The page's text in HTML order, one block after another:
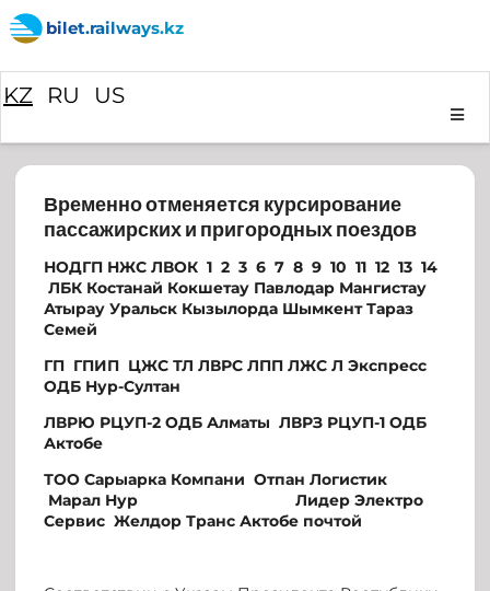
bilet.railways.kz
KZ RU US
Временно отменяется курсирование
пассажирских и пригородных поездов
НОДГП НЖС ЛВОК 1 2 3 6 7 8 9 10 11 12 13 14
ЛБК Костанай Кокшетау Павлодар Мангистау
Атырау Уральск Кызылорда Шымкент Тараз
Семей
ГП ГПИП ЦЖС ТЛ ЛВРС ЛПП ЛЖС Л Экспресс
ОДБ Нур-Султан
ЛВРЮ РЦУП-2 ОДБ Алматы ЛВРЗ РЦУП-1 ОДБ
Актобе
ТООСарыарка Компани Отпан Логистик
Марал Нур
Лидер Электро
Сервис Желдор Транс Актобе почтой